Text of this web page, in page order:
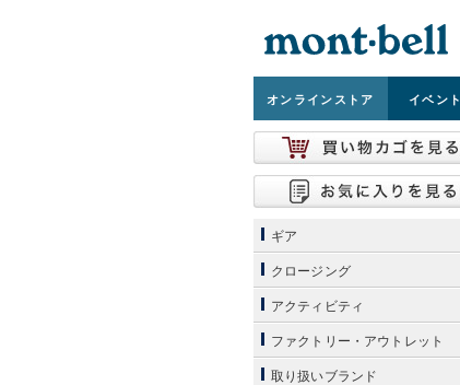
オンラインストア イベント
ギア
クロージング
アクティビティ
ファクトリー・アウトレット
取り扱いブランド